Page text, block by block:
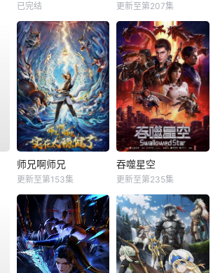
已完结 更新至第207集
师兄啊师兄
更新至第153集
吞噬星空
更新至第235集